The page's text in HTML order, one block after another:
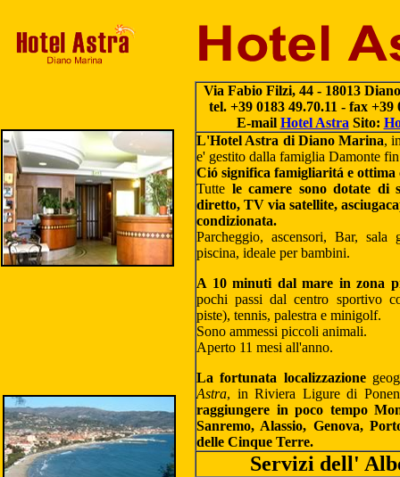
Via Fabio Filzi, 44 - 18013
tel. +39 0183 49.70.11 - fax +39
E-mail Hotel Astra Sito:
L'Hotel Astra di Diano Marina,
e' gestito dalla famiglia Damonte
Ció significa famigliaritá e ottima
Tutte le camere sono dotate di
diretto, TV via satellite,
condizionata.
Parcheggio, ascensori, Bar, sala
piscina, ideale per bambini.
A 10 minuti dal mare in zona
pochi passi dal centro sportivo
piste), tennis, palestra e minigolf.
Sono ammessi piccoli animali.
Aperto 11 mesi all'anno.
La fortunata localizzazione
Astra, in Riviera Ligure di
raggiungere in poco tempo
Sanremo, Alassio, Genova,
delle Cinque Terre.
Servizi dell'